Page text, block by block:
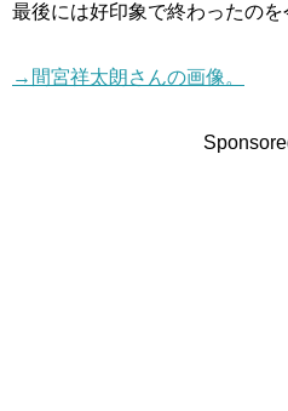
最後には好印象で終わったの
→間宮祥太朗さんの画像。